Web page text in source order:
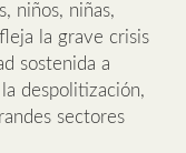
niños, niñas,
la grave crisis
sostenida a
despolitización,
sectores